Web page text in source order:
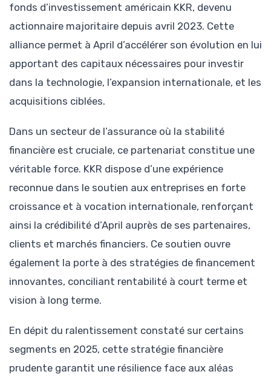
fonds d’investissement américain KKR, devenu
actionnaire majoritaire depuis avril 2023. Cette
alliance permet à April d’accélérer son évolution en lui
apportant des capitaux nécessaires pour investir
dans la technologie, l’expansion internationale, et les
acquisitions ciblées.
Dans un secteur de l’assurance où la stabilité
financière est cruciale, ce partenariat constitue une
véritable force. KKR dispose d’une expérience
reconnue dans le soutien aux entreprises en forte
croissance et à vocation internationale, renforçant
ainsi la crédibilité d’April auprès de ses partenaires,
clients et marchés financiers. Ce soutien ouvre
également la porte à des stratégies de financement
innovantes, conciliant rentabilité à court terme et
vision à long terme.
En dépit du ralentissement constaté sur certains
segments en 2025, cette stratégie financière
prudente garantit une résilience face aux aléas